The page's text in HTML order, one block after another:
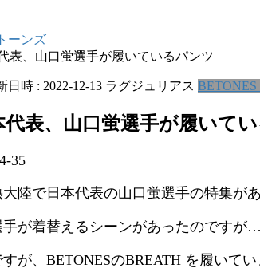
ーンズ
表、山口蛍選手が履いているパンツ
日時 : 2022-12-13 ラグジュリアス
表、山口蛍選手が履いて
陸で日本代表の山口蛍選手の特集があ
が着替えるシーンがあったのですが
が、BETONESのBREATH を履いてい